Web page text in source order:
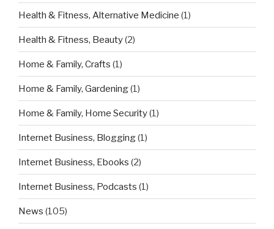
Health & Fitness, Alternative Medicine (1)
Health & Fitness, Beauty(2)
Home & Family, Crafts (1)
Home & Family, Gardening(1)
Home & Family, Home Security(1)
Internet Business, Blogging(1)
Internet Business, Ebooks (2)
Internet Business, Podcasts (1)
News (105)